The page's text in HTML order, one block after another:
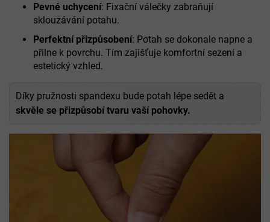
Pevné uchycení: Fixační válečky zabraňují
sklouzávání potahu.
Perfektní přizpůsobení: Potah se dokonale napne a
přilne k povrchu. Tím zajišťuje komfortní sezení a
estetický vzhled.
Díky pružnosti spandexu bude potah lépe sedět a
skvěle se přizpůsobí tvaru vaší pohovky.